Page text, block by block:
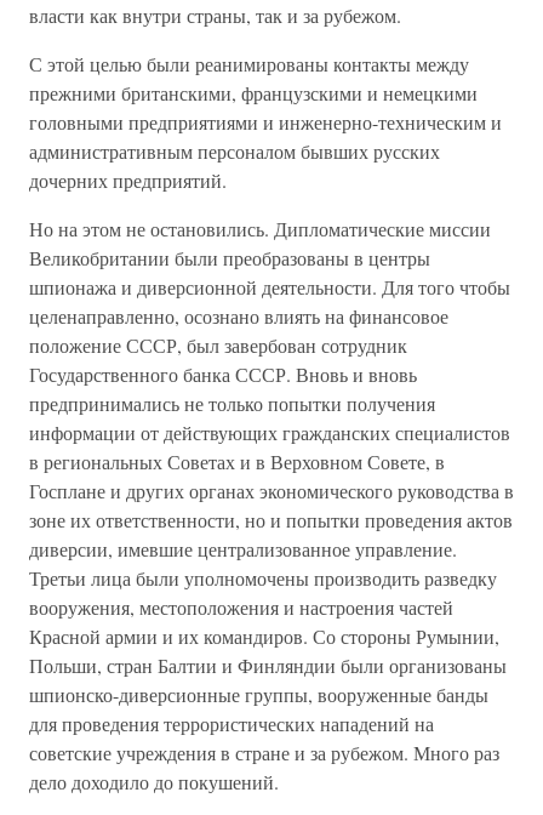
власти как внутри страны, так и за рубежом.
С этой целью были реанимированы контакты между
прежними британскими, французскими и немецкими
головными предприятиями и инженерно-техническим и
административным персоналом бывших русских
дочерних предприятий.
Но на этом не остановились. Дипломатические миссии
Великобритании были преобразованы в центры
шпионажа и диверсионной деятельности. Для того чтобы
целенаправленно, осознано влиять на финансовое
положение СССР, был завербован сотрудник
Государственного банка СССР. Вновь и вновь
предпринимались не только попытки получения
информации от действующих гражданских специалистов
в региональных Советах и в Верховном Совете, в
Госплане и других органах экономического руководства в
зоне их ответственности, но и попытки проведения актов
диверсии, имевшие централизованное управление.
Третьи лица были уполномочены производить разведку
вооружения, местоположения и настроения частей
Красной армии и их командиров. Со стороны Румынии,
Польши, стран Балтии и Финляндии были организованы
шпионско-диверсионные группы, вооруженные банды
для проведения террористических нападений на
советские учреждения в стране и за рубежом. Много раз
дело доходило до покушений.